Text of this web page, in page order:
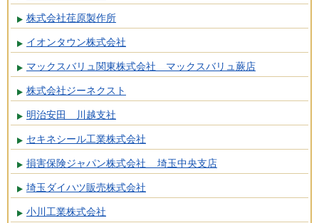
株式会社荏原製作所
イオンタウン株式会社
マックスバリュ関東株式会社 マックスバリュ蕨店
株式会社ジーネクスト
明治安田 川越支社
セキネシール工業株式会社
損害保険ジャパン株式会社 埼玉中央支店
埼玉ダイハツ販売株式会社
小川工業株式会社